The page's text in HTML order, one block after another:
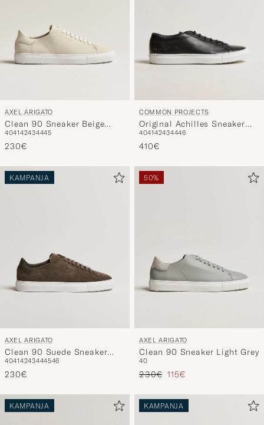
Clean 90 Sneaker Beige
Suede
404142 4344 45
Original Achilles Sneaker
Black/White
40 414243 4446
KAMPANJA
Clean 90 Suede Sneaker
Dark Brown
404142 4344 4546
50%
Clean 90 Sneaker Light Grey
40
KAMPANJA KAMPANJA